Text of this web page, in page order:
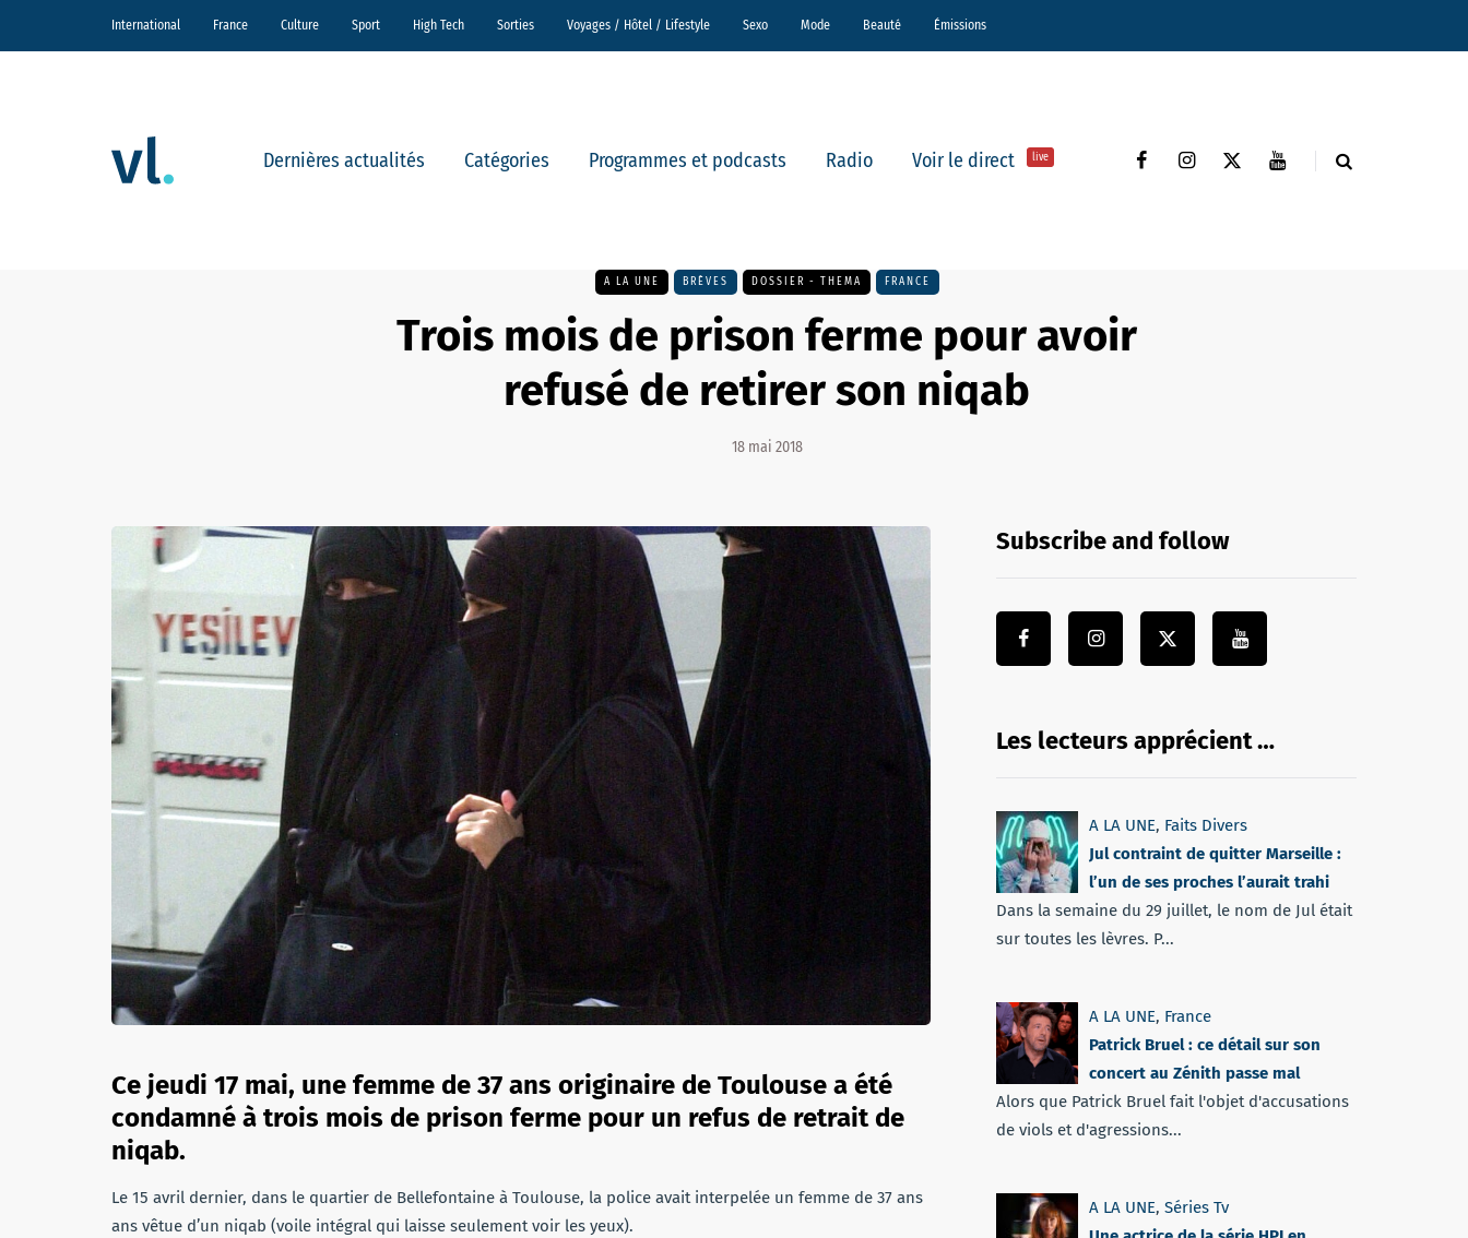
International France Culture Sport High Tech Sorties Voyages / Hôtel / Lifestyle Sexo Mode Beauté Émissions
Dernières actualités Catégories Programmes et podcasts Radio Voir le direct live
A LA UNE BRÈVES DOSSIER - THEMA FRANCE
Trois mois de prison ferme pour avoir
refusé de retirer son niqab
18 mai 2018
Ce jeudi 17 mai, une femme de 37 ans originaire de Toulouse a été
condamné à trois mois de prison ferme pour un refus de retrait de
niqab.
Le 15 avril dernier, dans le quartier de Bellefontaine à Toulouse, la police avait interpelée un femme de 37 ans
ans vêtue d’un niqab (voile intégral qui laisse seulement voir les yeux).
Subscribe and follow
Les lecteurs apprécient …
A LA UNE, Faits Divers
Jul contraint de quitter Marseille :
l’un de ses proches l’aurait trahi
Dans la semaine du 29 juillet, le nom de Jul était
sur toutes les lèvres. P...
A LA UNE, France
Patrick Bruel : ce détail sur son
concert au Zénith passe mal
Alors que Patrick Bruel fait l'objet d'accusations
de viols et d'agressions...
A LA UNE, Séries Tv